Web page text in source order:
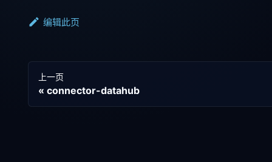
编辑此页
上一页
connector-datahub